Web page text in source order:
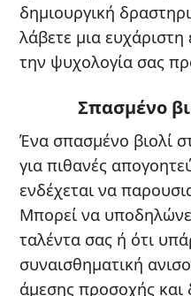
δημιουργική
λάβετε μια
την ψυχολογία σας
Σπασμένο
Ένα σπασμένο βιολί
για πιθανές
ενδέχεται να
Μπορεί να
ταλέντα σας ή ότι
συναισθηματική
άμεσης προσοχής και